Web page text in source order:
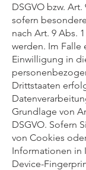
DSGVO bzw. Art.
sofern
nach Art. 9 Abs.
werden. Im Falle
Einwilligung in
Drittstaaten
Grundlage von
DSGVO. Sofern
von Cookies
Informationen in
Device-